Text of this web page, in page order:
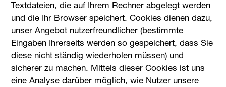
Textdateien, die auf Ihrem Rechner abgelegt werden
und die Ihr Browser speichert. Cookies dienen dazu,
unser Angebot nutzerfreundlicher (bestimmte
Eingaben Ihrerseits werden so gespeichert, dass Sie
diese nicht ständig wiederholen müssen) und
sicherer zu machen. Mittels dieser Cookies ist uns
eine Analyse darüber möglich, wie Nutzer unsere